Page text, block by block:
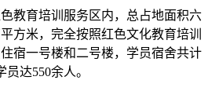
教育培训服务区内，总占地面积六
方米，完全按照红色文化教育培训
宿一号楼和二号楼，学员宿舍共计
达550余人。